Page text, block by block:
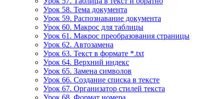
Урок 58. Тема документа
Урок 59. Распознавание документа
Урок 60. Макрос для таблицы
Урок 61. Макрос преобразования страницы
Урок 62. Автозамена
Урок 63. Текст в формате *.txt
Урок 64. Верхний индекс
Урок 65. Замена символов
Урок 66. Создание списка в тексте
Урок 67. Организатор стилей текста